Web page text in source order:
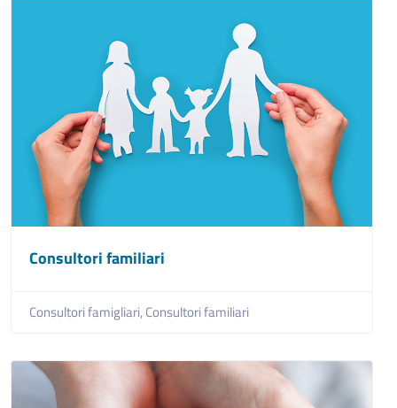
Consultori familiari
Consultori famigliari,Consultori familiari